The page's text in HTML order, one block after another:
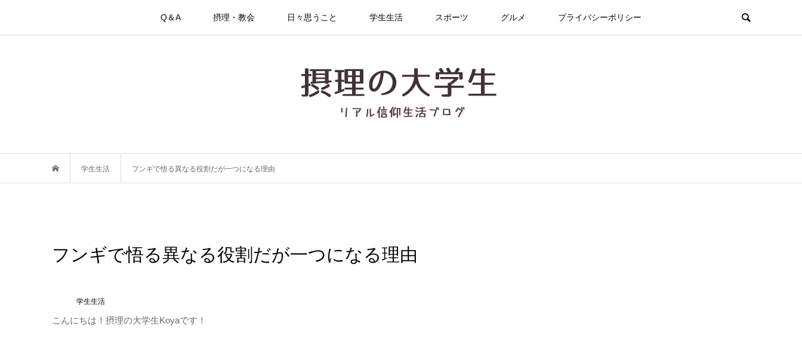
Q＆A 摂理・教会 日々思うこと 学生生活 スポーツ グルメ プライバシーポリシー
学生生活 フンギで悟る異なる役割だが一つになる理由
フンギで悟る異なる役割だが一つになる理由
学生生活
こんにちは！摂理の大学生Koyaです！